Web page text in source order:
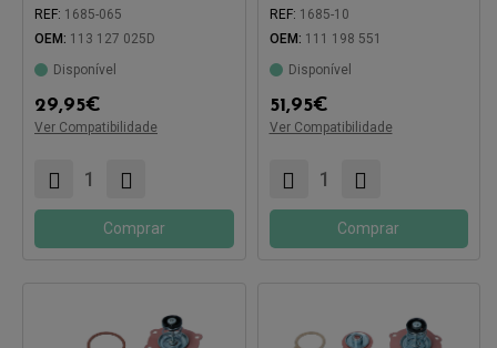
REF: 1685-065
OEM: 113 127 025D
Disponível
29,95€
Ver Compatibilidade
Compatível com:
Comprar
REF: 1685-10
OEM: 111 198 551
Disponível
51,95€
Ver Compatibilidade
Compatível com:
Comprar